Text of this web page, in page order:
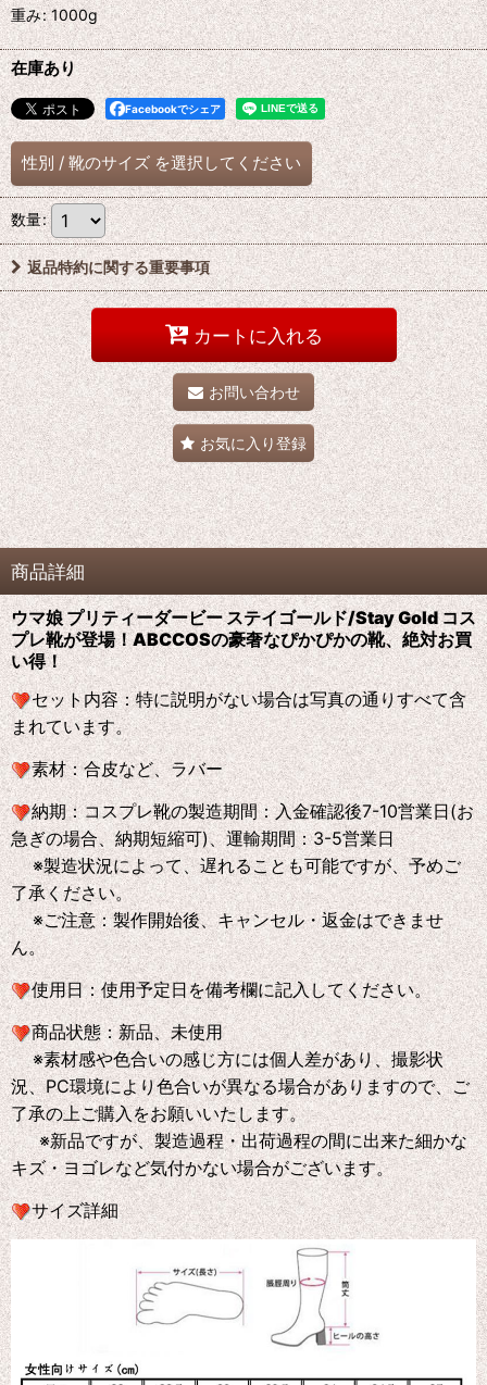
重み:1000g
在庫あり
Facebookでシェア
性別 / 靴のサイズ を選択してください
数量:
返品特約に関する重要事項
カートに入れる
お問い合わせ
お気に入り登録
商品詳細
ウマ娘 プリティーダービー ステイゴールド/Stay Gold コス
プレ靴が登場！ABCCOSの豪奢なぴかぴかの靴、絶対お買
い得！
セット内容：特に説明がない場合は写真の通りすべて含
まれています。
素材：合皮など、ラバー
納期：コスプレ靴の製造期間：入金確認後7-10営業日(お
急ぎの場合、納期短縮可)、運輸期間：3-5営業日
※製造状況によって、遅れることも可能ですが、予めご
了承ください。
※ご注意：製作開始後、キャンセル・返金はできませ
ん。
使用日：使用予定日を備考欄に記入してください。
商品状態：新品、未使用
※素材感や色合いの感じ方には個人差があり、撮影状
況、PC環境により色合いが異なる場合がありますので、ご
了承の上ご購入をお願いいたします。
※新品ですが、製造過程・出荷過程の間に出来た細かな
キズ・ヨゴレなど気付かない場合がございます。
サイズ詳細